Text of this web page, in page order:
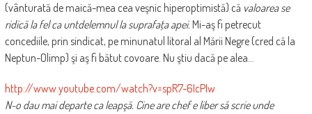
(vânturată de maică-mea cea veşnic hiperoptimistă) că valoarea se
ridică la fel ca untdelemnul la suprafaţa apei. Mi-aş fi petrecut
concediile, prin sindicat, pe minunatul litoral al Mării Negre (cred că la
Neptun-Olimp) şi aş fi bătut covoare. Nu ştiu dacă pe alea…
http://www.youtube.com/watch?v=spR7-6IcPIw
N-o dau mai departe ca leapşă. Cine are chef e liber să scrie unde